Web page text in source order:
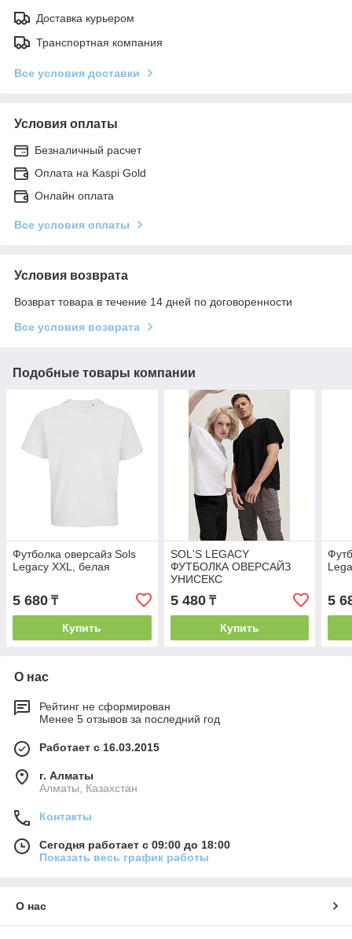
Доставка курьером
Транспортная компания
Все условия доставки
Условия оплаты
Безналичный расчет
Оплата на Kaspi Gold
Онлайн оплата
Все условия оплаты
Условия возврата
Возврат товара в течение 14 дней по договоренности
Все условия возврата
Подобные товары компании
Футболка оверсайз Sols
Legacy XXL, белая
5 680 ₸
Купить
SOL'S LEGACY
ФУТБОЛКА ОВЕРСАЙЗ
УНИСЕКС
5 480₸
Купить
5
О нас
Рейтинг не сформирован
Менее 5 отзывов за последний год
Работает с 16.03.2015
г. Алматы
Алматы, Казахстан
Контакты
Сегодня работает с 09:00 до 18:00
Показать весь график работы
О нас